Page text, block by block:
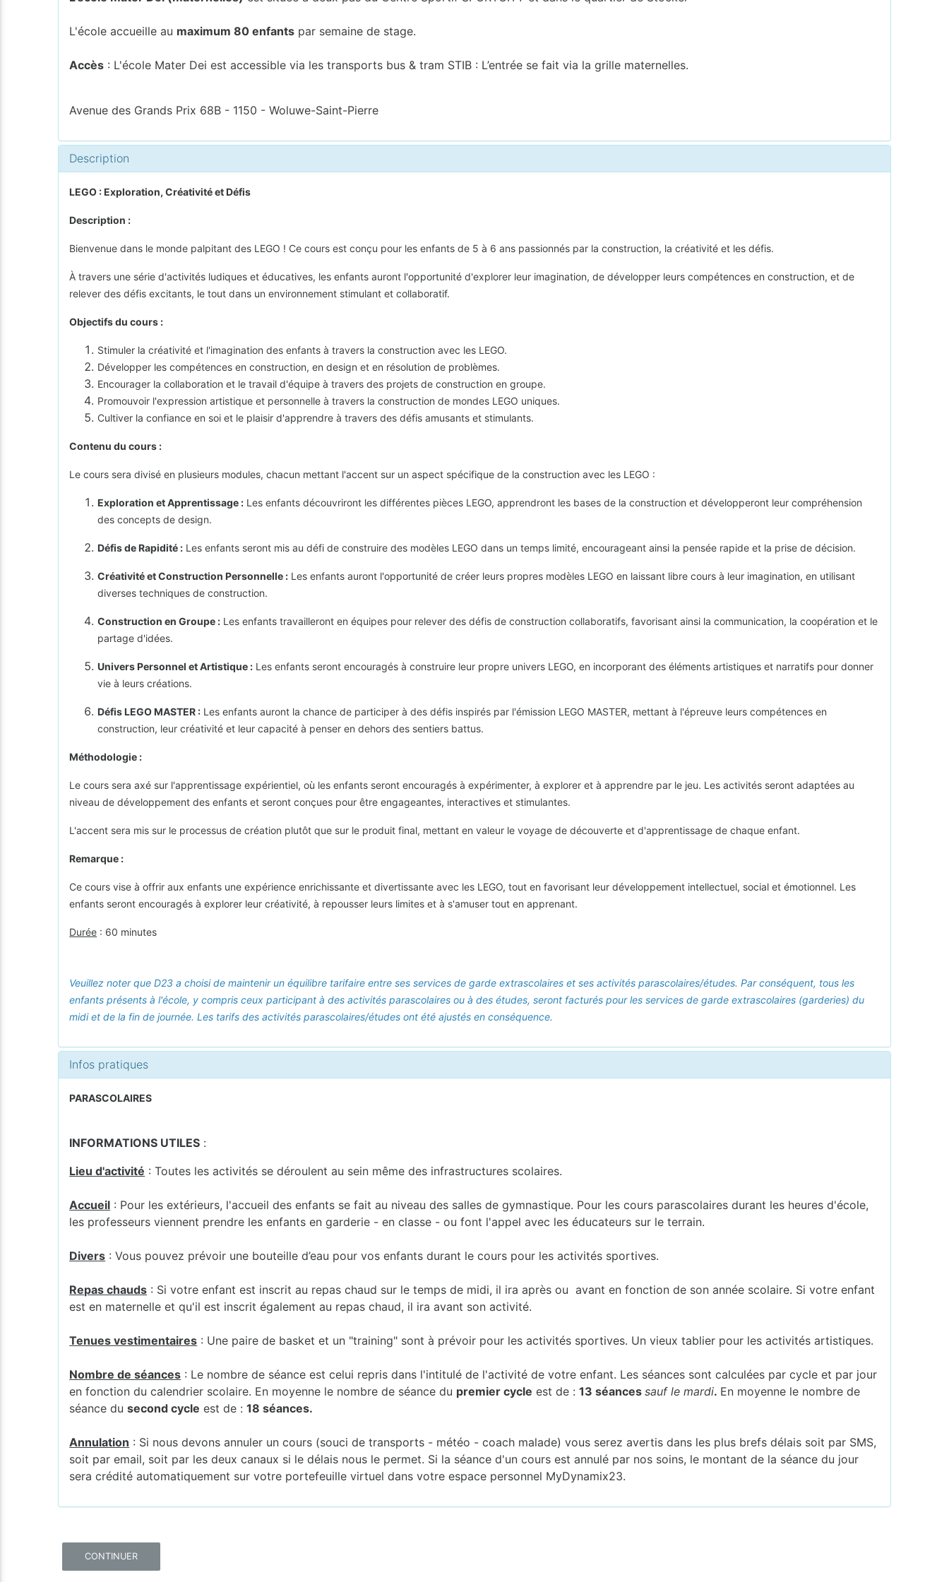
L'école accueille au maximum 80 enfants par semaine de stage.
Accès : L'école Mater Dei est accessible via les transports bus & tram STIB : L’entrée se fait via la grille maternelles.
Avenue des Grands Prix 68B - 1150 - Woluwe-Saint-Pierre
Description
LEGO : Exploration, Créativité et Défis
Description :
Bienvenue dans le monde palpitant des LEGO ! Ce cours est conçu pour les enfants de 5 à 6 ans passionnés par la construction, la créativité et les défis.
À travers une série d'activités ludiques et éducatives, les enfants auront l'opportunité d'explorer leur imagination, de développer leurs compétences en construction, et de
relever des défis excitants, le tout dans un environnement stimulant et collaboratif.
Objectifs du cours :
Stimuler la créativité et l'imagination des enfants à travers la construction avec les LEGO.
Développer les compétences en construction, en design et en résolution de problèmes.
Encourager la collaboration et le travail d'équipe à travers des projets de construction en groupe.
Promouvoir l'expression artistique et personnelle à travers la construction de mondes LEGO uniques.
Cultiver la confiance en soi et le plaisir d'apprendre à travers des défis amusants et stimulants.
Contenu du cours :
Le cours sera divisé en plusieurs modules, chacun mettant l'accent sur un aspect spécifique de la construction avec les LEGO :
Exploration et Apprentissage : Les enfants découvriront les différentes pièces LEGO, apprendront les bases de la construction et développeront leur compréhension
des concepts de design.
Défis de Rapidité : Les enfants seront mis au défi de construire des modèles LEGO dans un temps limité, encourageant ainsi la pensée rapide et la prise de décision.
Créativité et Construction Personnelle : Les enfants auront l'opportunité de créer leurs propres modèles LEGO en laissant libre cours à leur imagination, en utilisant
diverses techniques de construction.
Construction en Groupe : Les enfants travailleront en équipes pour relever des défis de construction collaboratifs, favorisant ainsi la communication, la coopération et le
partage d'idées.
Univers Personnel et Artistique : Les enfants seront encouragés à construire leur propre univers LEGO, en incorporant des éléments artistiques et narratifs pour donner
vie à leurs créations.
Défis LEGO MASTER : Les enfants auront la chance de participer à des défis inspirés par l'émission LEGO MASTER, mettant à l'épreuve leurs compétences en
construction, leur créativité et leur capacité à penser en dehors des sentiers battus.
Méthodologie :
Le cours sera axé sur l'apprentissage expérientiel, où les enfants seront encouragés à expérimenter, à explorer et à apprendre par le jeu. Les activités seront adaptées au
niveau de développement des enfants et seront conçues pour être engageantes, interactives et stimulantes.
L'accent sera mis sur le processus de création plutôt que sur le produit final, mettant en valeur le voyage de découverte et d'apprentissage de chaque enfant.
Remarque :
Ce cours vise à offrir aux enfants une expérience enrichissante et divertissante avec les LEGO, tout en favorisant leur développement intellectuel, social et émotionnel. Les
enfants seront encouragés à explorer leur créativité, à repousser leurs limites et à s'amuser tout en apprenant.
Durée : 60 minutes
Veuillez noter que D23 a choisi de maintenir un équilibre tarifaire entre ses services de garde extrascolaires et ses activités parascolaires/études. Par conséquent, tous les
enfants présents à l'école, y compris ceux participant à des activités parascolaires ou à des études, seront facturés pour les services de garde extrascolaires (garderies) du
midi et de la fin de journée. Les tarifs des activités parascolaires/études ont été ajustés en conséquence.
Infos pratiques
PARASCOLAIRES
INFORMATIONS UTILES :
Lieu d'activité : Toutes les activités se déroulent au sein même des infrastructures scolaires.
Accueil : Pour les extérieurs, l'accueil des enfants se fait au niveau des salles de gymnastique. Pour les cours parascolaires durant les heures d'école,
les professeurs viennent prendre les enfants en garderie - en classe - ou font l'appel avec les éducateurs sur le terrain.
Divers : Vous pouvez prévoir une bouteille d’eau pour vos enfants durant le cours pour les activités sportives.
Repas chauds : Si votre enfant est inscrit au repas chaud sur le temps de midi, il ira après ou avant en fonction de son année scolaire. Si votre enfant
est en maternelle et qu'il est inscrit également au repas chaud, il ira avant son activité.
Tenues vestimentaires : Une paire de basket et un "training" sont à prévoir pour les activités sportives. Un vieux tablier pour les activités artistiques.
Nombre de séances : Le nombre de séance est celui repris dans l'intitulé de l'activité de votre enfant. Les séances sont calculées par cycle et par jour
en fonction du calendrier scolaire. En moyenne le nombre de séance du premier cycle est de :13 séancessauf le mardi. En moyenne le nombre de
séance dusecond cycle est de :18 séances.
Annulation : Si nous devons annuler un cours (souci de transports - météo - coach malade) vous serez avertis dans les plus brefs délais soit par SMS,
soit par email, soit par les deux canaux si le délais nous le permet. Si la séance d'un cours est annulé par nos soins, le montant de la séance du jour
sera crédité automatiquement sur votre portefeuille virtuel dans votre espace personnel MyDynamix23.
CONTINUER